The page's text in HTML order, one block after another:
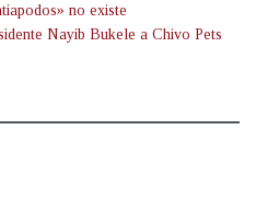
no existe
Nayib Bukele a Chivo Pets